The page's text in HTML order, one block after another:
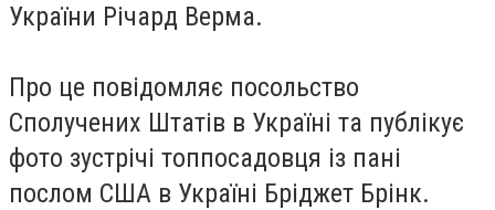
України Річард Верма.
Про це повідомляє посольство
Сполучених Штатів в Україні та публікує
фото зустрічі топпосадовця із пані
послом США в Україні Бріджет Брінк.